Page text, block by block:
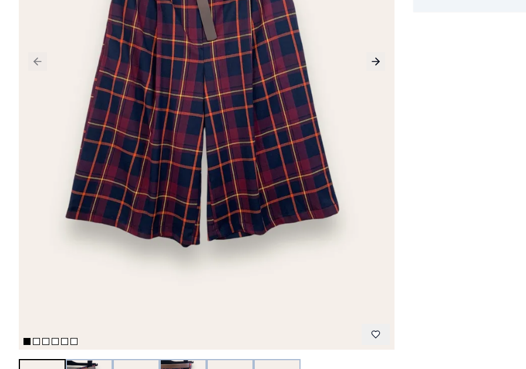
Previous slide Next slide